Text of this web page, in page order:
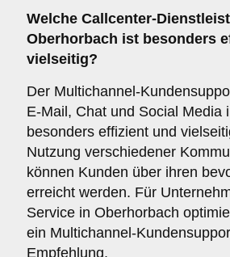
Welche Callcenter-
Oberhorbach ist besonders
vielseitig?
Der Multichannel-
E-Mail, Chat und Social Media
besonders effizient und
Nutzung verschiedener
können Kunden über ihren
erreicht werden. Für
Service in Oberhorbach
ein Multichannel-
Empfehlung.